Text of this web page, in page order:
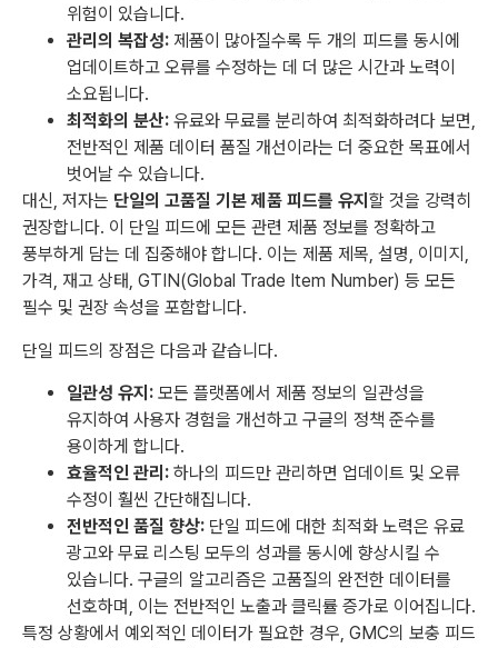
위험이 있습니다.
관리의 복잡성: 제품이 많아질수록 두 개의 피드를 동시에
업데이트하고 오류를 수정하는 데 더 많은 시간과 노력이
소요됩니다.
최적화의 분산: 유료와 무료를 분리하여 최적화하려다 보면,
전반적인 제품 데이터 품질 개선이라는 더 중요한 목표에서
벗어날 수 있습니다.
대신, 저자는 단일의 고품질 기본 제품 피드를 유지 할 것을 강력히
권장합니다. 이 단일 피드에 모든 관련 제품 정보를 정확하고
풍부하게 담는 데 집중해야 합니다. 이는 제품 제목, 설명, 이미지,
가격, 재고 상태, GTIN(Global Trade Item Number) 등 모든
필수 및 권장 속성을 포함합니다.
단일 피드의 장점은 다음과 같습니다.
일관성 유지: 모든 플랫폼에서 제품 정보의 일관성을
유지하여 사용자 경험을 개선하고 구글의 정책 준수를
용이하게 합니다.
효율적인 관리: 하나의 피드만 관리하면 업데이트 및 오류
수정이 훨씬 간단해집니다.
전반적인 품질 향상: 단일 피드에 대한 최적화 노력은 유료
광고와 무료 리스팅 모두의 성과를 동시에 향상시킬 수
있습니다. 구글의 알고리즘은 고품질의 완전한 데이터를
선호하며, 이는 전반적인 노출과 클릭률 증가로 이어집니다.
특정 상황에서 예외적인 데이터가 필요한 경우, GMC의 보충 피드